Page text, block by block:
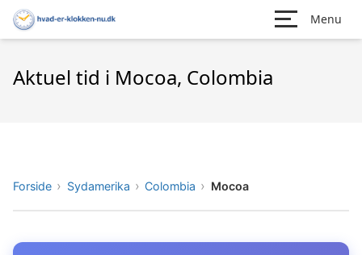
Menu
Aktuel tid i Mocoa, Colombia
Forside Sydamerika Colombia Mocoa